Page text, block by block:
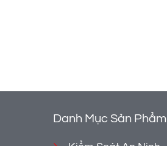
Danh Mục Sản Phẩm